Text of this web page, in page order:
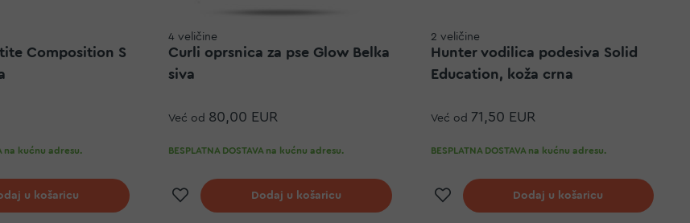
Composition S
na kućnu adresu.
listu želja
u košaricu
4 veličine
Curli oprsnica za pse Glow Belka
siva
Već od 80,00 EUR
BESPLATNA DOSTAVA na kućnu adresu.
Dodaj na listu želja
Dodaj u košaricu
2 veličine
Hunter vodilica podesiva Solid
Education, koža crna
Već od 71,50 EUR
BESPLATNA DOSTAVA na kućnu adresu.
Dodaj na listu želja
Dodaj u košaricu